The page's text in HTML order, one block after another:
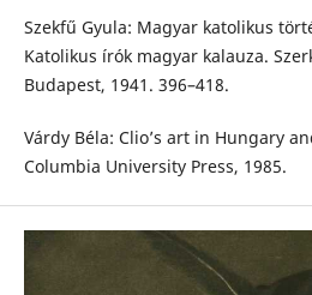
Szekfű Gyula: Magyar katolikus
Katolikus írók magyar kalauza.
Budapest, 1941. 396–418.
Várdy Béla: Clio’s art in Hungary
Columbia University Press, 1985.